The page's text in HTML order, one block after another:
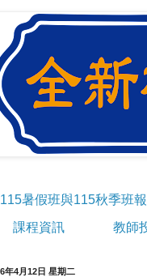
115暑假班與115秋季班
課程資訊
教師
年4月12日 星期二